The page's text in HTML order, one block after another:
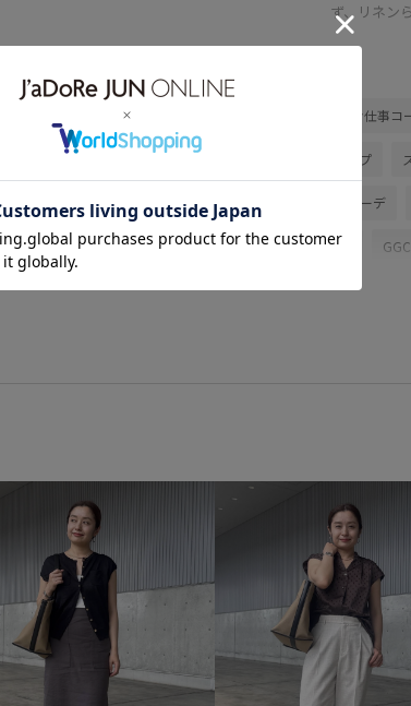
ず、リネン
お仕事コ
大人カジュアル セットアップ
シンプルコーデ きれいめコーデ
シャツ/ブラウス スカート
Spring BLOUSE Spring TOPS